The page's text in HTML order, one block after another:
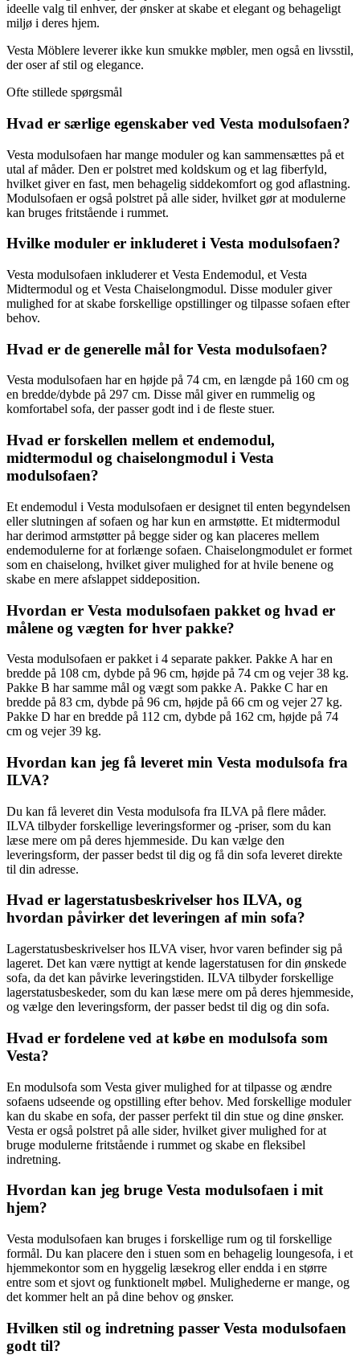
ideelle valg til enhver, der ønsker at skabe et elegant og behageligt
miljø i deres hjem.
Vesta Möblere leverer ikke kun smukke møbler, men også en livsstil,
der oser af stil og elegance.
Ofte stillede spørgsmål
Hvad er særlige egenskaber ved Vesta modulsofaen?
Vesta modulsofaen har mange moduler og kan sammensættes på et
utal af måder. Den er polstret med koldskum og et lag fiberfyld,
hvilket giver en fast, men behagelig siddekomfort og god aflastning.
Modulsofaen er også polstret på alle sider, hvilket gør at modulerne
kan bruges fritstående i rummet.
Hvilke moduler er inkluderet i Vesta modulsofaen?
Vesta modulsofaen inkluderer et Vesta Endemodul, et Vesta
Midtermodul og et Vesta Chaiselongmodul. Disse moduler giver
mulighed for at skabe forskellige opstillinger og tilpasse sofaen efter
behov.
Hvad er de generelle mål for Vesta modulsofaen?
Vesta modulsofaen har en højde på 74 cm, en længde på 160 cm og
en bredde/dybde på 297 cm. Disse mål giver en rummelig og
komfortabel sofa, der passer godt ind i de fleste stuer.
Hvad er forskellen mellem et endemodul,
midtermodul og chaiselongmodul i Vesta
modulsofaen?
Et endemodul i Vesta modulsofaen er designet til enten begyndelsen
eller slutningen af sofaen og har kun en armstøtte. Et midtermodul
har derimod armstøtter på begge sider og kan placeres mellem
endemodulerne for at forlænge sofaen. Chaiselongmodulet er formet
som en chaiselong, hvilket giver mulighed for at hvile benene og
skabe en mere afslappet siddeposition.
Hvordan er Vesta modulsofaen pakket og hvad er
målene og vægten for hver pakke?
Vesta modulsofaen er pakket i 4 separate pakker. Pakke A har en
bredde på 108 cm, dybde på 96 cm, højde på 74 cm og vejer 38 kg.
Pakke B har samme mål og vægt som pakke A. Pakke C har en
bredde på 83 cm, dybde på 96 cm, højde på 66 cm og vejer 27 kg.
Pakke D har en bredde på 112 cm, dybde på 162 cm, højde på 74
cm og vejer 39 kg.
Hvordan kan jeg få leveret min Vesta modulsofa fra
ILVA?
Du kan få leveret din Vesta modulsofa fra ILVA på flere måder.
ILVA tilbyder forskellige leveringsformer og -priser, som du kan
læse mere om på deres hjemmeside. Du kan vælge den
leveringsform, der passer bedst til dig og få din sofa leveret direkte
til din adresse.
Hvad er lagerstatusbeskrivelser hos ILVA, og
hvordan påvirker det leveringen af min sofa?
Lagerstatusbeskrivelser hos ILVA viser, hvor varen befinder sig på
lageret. Det kan være nyttigt at kende lagerstatusen for din ønskede
sofa, da det kan påvirke leveringstiden. ILVA tilbyder forskellige
lagerstatusbeskeder, som du kan læse mere om på deres hjemmeside,
og vælge den leveringsform, der passer bedst til dig og din sofa.
Hvad er fordelene ved at købe en modulsofa som
Vesta?
En modulsofa som Vesta giver mulighed for at tilpasse og ændre
sofaens udseende og opstilling efter behov. Med forskellige moduler
kan du skabe en sofa, der passer perfekt til din stue og dine ønsker.
Vesta er også polstret på alle sider, hvilket giver mulighed for at
bruge modulerne fritstående i rummet og skabe en fleksibel
indretning.
Hvordan kan jeg bruge Vesta modulsofaen i mit
hjem?
Vesta modulsofaen kan bruges i forskellige rum og til forskellige
formål. Du kan placere den i stuen som en behagelig loungesofa, i et
hjemmekontor som en hyggelig læsekrog eller endda i en større
entre som et sjovt og funktionelt møbel. Mulighederne er mange, og
det kommer helt an på dine behov og ønsker.
Hvilken stil og indretning passer Vesta modulsofaen
godt til?